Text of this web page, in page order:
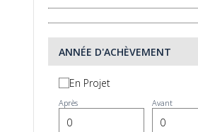
ANNÉE D'ACHÈVEMENT
En Projet
Après Avant
Villa Meublée 3 Chambres